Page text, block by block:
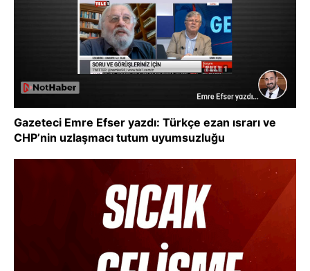
Gazeteci Emre Efser yazdı: Türkçe ezan ısrarı ve
CHP’nin uzlaşmacı tutum uyumsuzluğu